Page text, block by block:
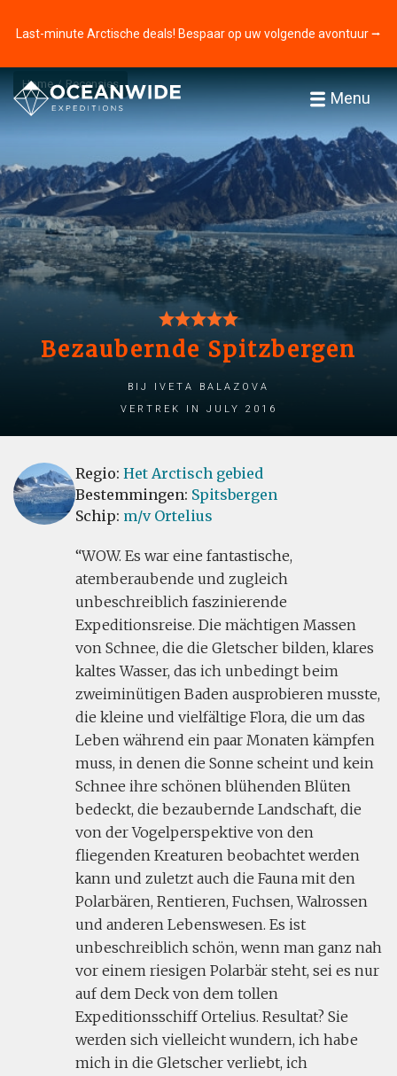
Last-minute Arctische deals! Bespaar op uw volgende avontuur ⭢
Menu
Home Recensies
Bezaubernde Spitzbergen
bij Iveta Balazova
Vertrek in July 2016
Regio: Het Arctisch gebied
Bestemmingen: Spitsbergen
Schip: m/v Ortelius
WOW. Es war eine fantastische,
atemberaubende und zugleich
unbeschreiblich faszinierende
Expeditionsreise. Die mächtigen Massen
von Schnee, die die Gletscher bilden, klares
kaltes Wasser, das ich unbedingt beim
zweiminütigen Baden ausprobieren musste,
die kleine und vielfältige Flora, die um das
Leben während ein paar Monaten kämpfen
muss, in denen die Sonne scheint und kein
Schnee ihre schönen blühenden Blüten
bedeckt, die bezaubernde Landschaft, die
von der Vogelperspektive von den
fliegenden Kreaturen beobachtet werden
kann und zuletzt auch die Fauna mit den
Polarbären, Rentieren, Fuchsen, Walrossen
und anderen Lebenswesen. Es ist
unbeschreiblich schön, wenn man ganz nah
vor einem riesigen Polarbär steht, sei es nur
auf dem Deck von dem tollen
Expeditionsschiff Ortelius. Resultat? Sie
werden sich vielleicht wundern, ich habe
mich in die Gletscher verliebt, ich